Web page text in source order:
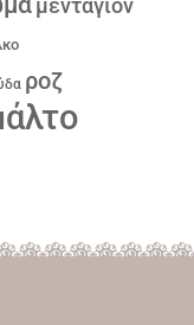
ροζ